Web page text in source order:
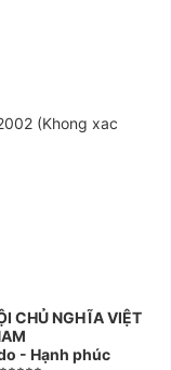
(Khong xac
CHỦ NGHĨA VIỆT
- Hạnh phúc